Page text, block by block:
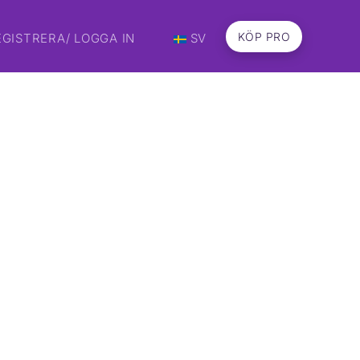
LOGGA IN SV KÖP PRO